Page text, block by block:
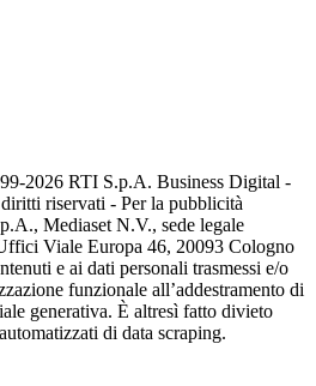
2026 RTI S.p.A. Business Digital -
riservati - Per la pubblicità
Mediaset N.V., sede legale
Viale Europa 46, 20093 Cologno
e ai dati personali trasmessi e/o
funzionale all’addestramento di
generativa. È altresì fatto divieto
di data scraping.